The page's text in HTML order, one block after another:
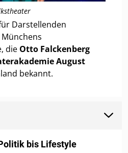
Darstellenden
die Otto Falckenberg
August
bekannt.
bis Lifestyle